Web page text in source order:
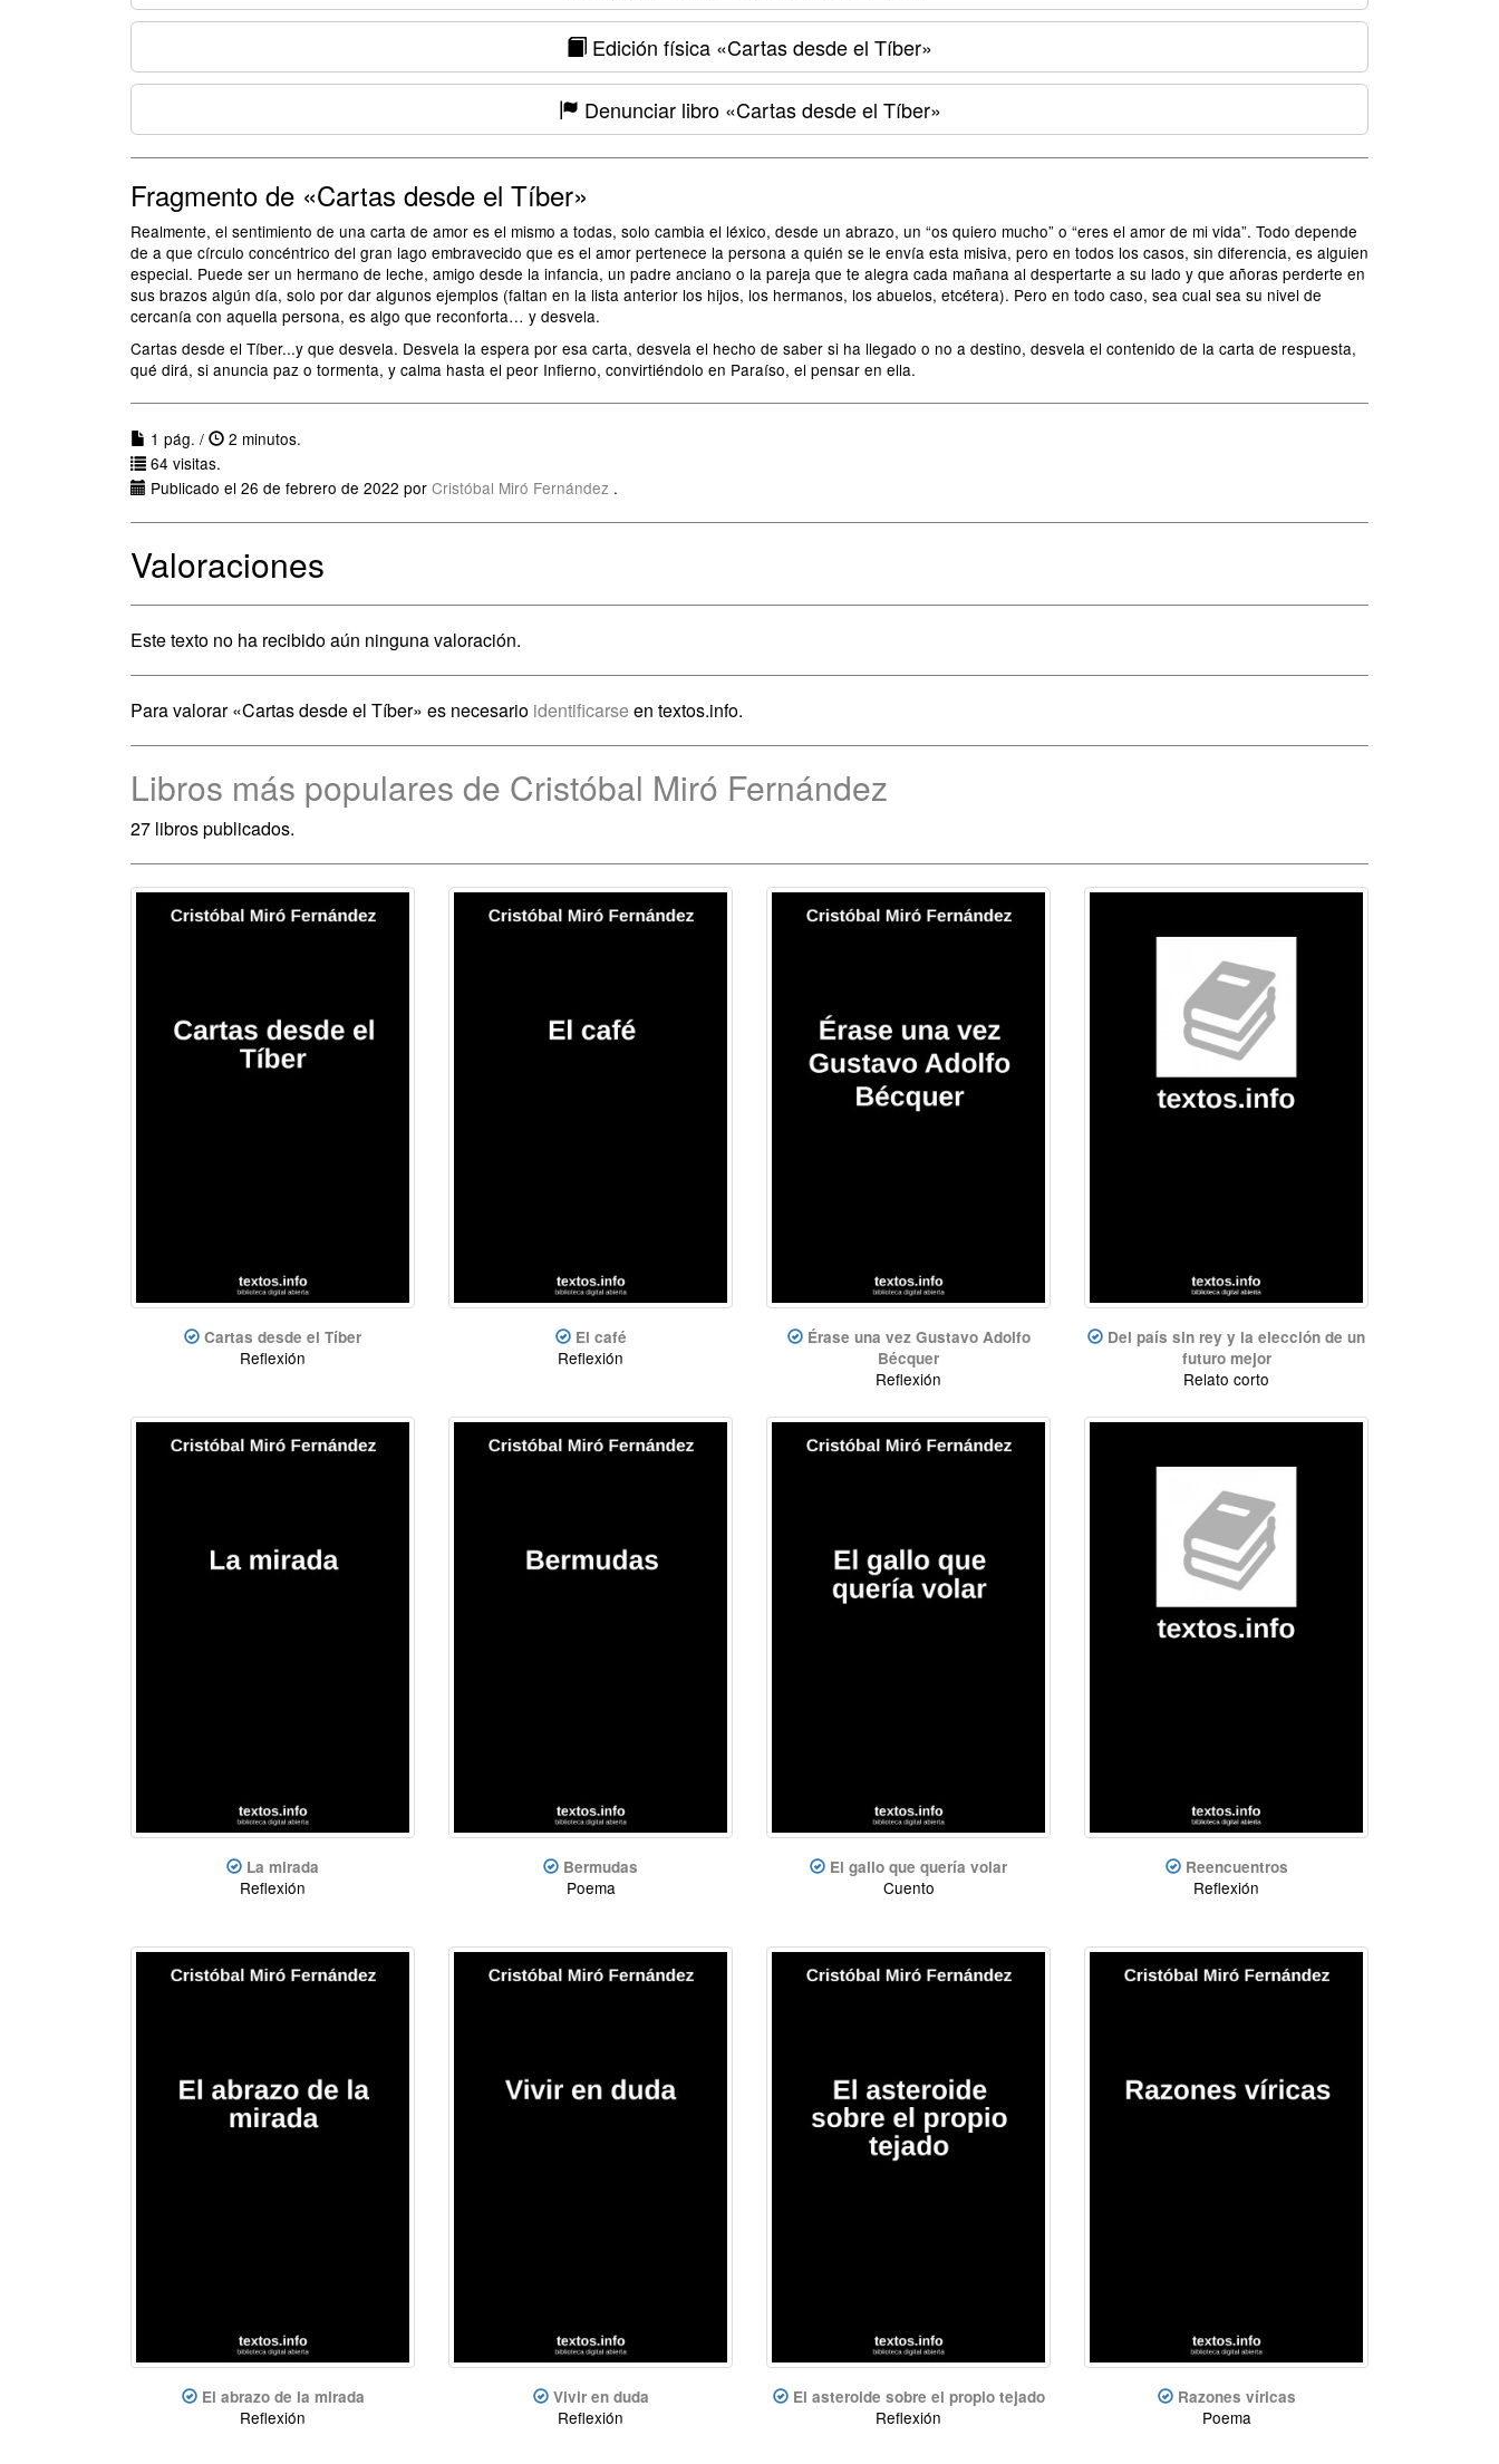
Edición física «Cartas desde el Tíber»
Denunciar libro«Cartas desde el Tíber»
Fragmento de «Cartas desde el Tíber»
Realmente, el sentimiento de una carta de amor es el mismo a todas, solo cambia el léxico, desde un abrazo, un “os quiero mucho” o “eres el amor de mi vida”. Todo depende
de a que círculo concéntrico del gran lago embravecido que es el amor pertenece la persona a quién se le envía esta misiva, pero en todos los casos, sin diferencia, es alguien
especial. Puede ser un hermano de leche, amigo desde la infancia, un padre anciano o la pareja que te alegra cada mañana al despertarte a su lado y que añoras perderte en
sus brazos algún día, solo por dar algunos ejemplos (faltan en la lista anterior los hijos, los hermanos, los abuelos, etcétera). Pero en todo caso, sea cual sea su nivel de
cercanía con aquella persona, es algo que reconforta… y desvela.
Cartas desde el Tíber...y que desvela. Desvela la espera por esa carta, desvela el hecho de saber si ha llegado o no a destino, desvela el contenido de la carta de respuesta,
qué dirá, si anuncia paz o tormenta, y calma hasta el peor Infierno, convirtiéndolo en Paraíso, el pensar en ella.
1 pág. /
2 minutos.
64 visitas.
Publicado el 26 de febrero de 2022 por Cristóbal Miró Fernández .
Valoraciones
Este texto no ha recibido aún ninguna valoración.
Para valorar «Cartas desde el Tíber» es necesario identificarse en textos.info.
Libros más populares de Cristóbal Miró Fernández
27 libros publicados.
Cartas desde el Tíber
Reflexión
El café
Reflexión
Érase una vez Gustavo Adolfo
Bécquer
Reflexión
Del país sin rey y la elección de un
futuro mejor
Relato corto
La mirada
Reflexión
Bermudas
Poema
El gallo que quería volar
Cuento
Reencuentros
Reflexión
El abrazo de la mirada
Reflexión
Vivir en duda
Reflexión
El asteroide sobre el propio tejado
Reflexión
Razones víricas
Poema